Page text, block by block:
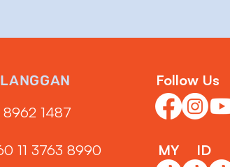
1487‬
11 3763 8990
Follow Us
MY ID